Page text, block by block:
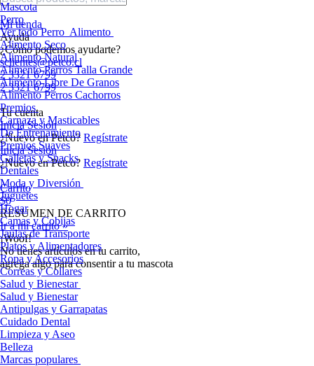
Mi tienda
Ayuda
¿Cómo podemos ayudarte?
sclientes@petco.cl
2 3321 6799
2 3321 6799
Tu cuenta
Inicia Sesión
¿Nuevo en Petco? Regístrate
Inicia Sesión
¿Nuevo en Petco? Regístrate
Carrito
$0
RESUMEN DE CARRITO
Ir a mi carrito »
¡Woof!
No tíenes artículos en tu carrito,
agrega algo para consentir a tu mascota
Mascota
Perro
Ver todo Perro Alimento
Alimento Seco
Alimento Natural
Alimento Perros Talla Grande
Alimento Libre De Granos
Alimento Perros Cachorros
Premios
Carnaza y Masticables
De Entrenamiento
Premios Suaves
Galletas y Snacks
Dentales
Moda y Diversión
Juguetes
Hogar
Camas y Cobijas
Jaulas de Transporte
Platos y Alimentadores
Ropa y Accesorios
Correas y Collares
Salud y Bienestar
Salud y Bienestar
Antipulgas y Garrapatas
Cuidado Dental
Limpieza y Aseo
Belleza
Marcas populares